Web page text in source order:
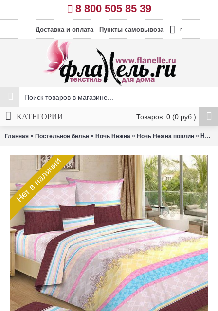
8 800 505 85 39
Доставка и оплата Пункты самовывоза
Товаров: 0 (0 руб.)
КАТЕГОРИИ
Главная » Постельное белье » Ночь Нежна » Ночь Нежна поплин » Ночь Нежна поплин Радуга (наволочки 70*70 см)
Нет в наличии